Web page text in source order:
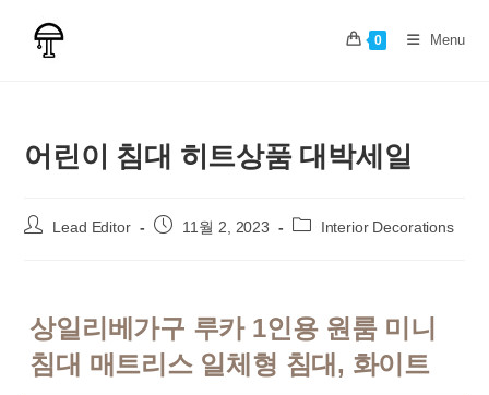
0 Menu
어린이 침대 히트상품 대박세일
Post Lead Editor
Post 11월 2, 2023
Post Interior Decorations
상일리베가구 루카 1인용 원룸 미니
침대 매트리스 일체형 침대, 화이트